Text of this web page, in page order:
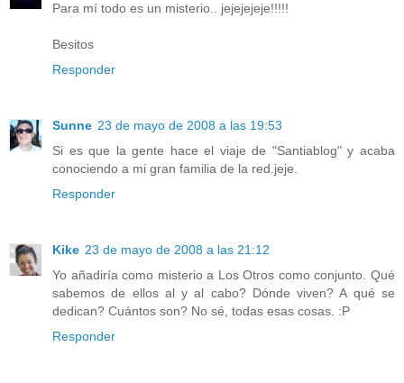
Para mí todo es un misterio.. jejejejeje!!!!!
Besitos
Responder
Sunne 23 de mayo de 2008 a las 19:53
Si es que la gente hace el viaje de "Santiablog" y acaba
conociendo a mi gran familia de la red.jeje.
Responder
Kike 23 de mayo de 2008 a las 21:12
Yo añadiría como misterio a Los Otros como conjunto. Qué
sabemos de ellos al y al cabo? Dónde viven? A qué se
dedican? Cuántos son? No sé, todas esas cosas. :P
Responder